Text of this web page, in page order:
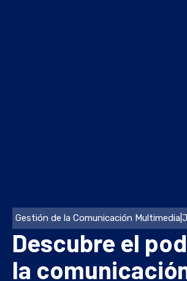
Gestión de la Comunicación Multimedia
Descubre el
la